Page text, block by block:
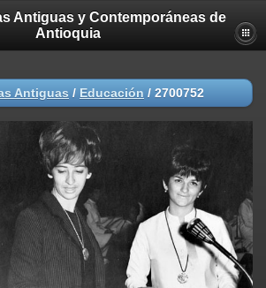
Antiguas y Contemporáneas de
Antioquia
Antiguas / Educación / 2700752